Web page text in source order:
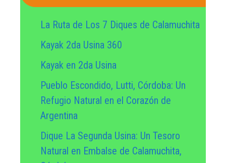
La Ruta de Los 7 Diques de Calamuchita
Kayak 2da Usina 360
Kayak en 2da Usina
Pueblo Escondido, Lutti, Córdoba: Un
Refugio Natural en el Corazón de
Argentina
Dique La Segunda Usina: Un Tesoro
Natural en Embalse de Calamuchita,